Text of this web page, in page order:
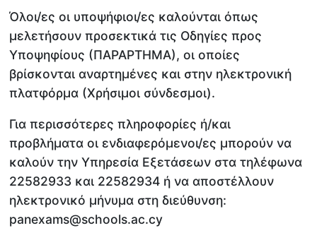
Όλοι/ες οι υποψήφιοι/ες καλούνται όπως
μελετήσουν προσεκτικά τις Οδηγίες προς
Υποψηφίους (ΠΑΡΑΡΤΗΜΑ), οι οποίες
βρίσκονται αναρτημένες και στην ηλεκτρονική
πλατφόρμα (Χρήσιμοι σύνδεσμοι).
Για περισσότερες πληροφορίες ή/και
προβλήματα οι ενδιαφερόμενοι/ες μπορούν να
καλούν την Υπηρεσία Εξετάσεων στα τηλέφωνα
22582933 και 22582934 ή να αποστέλλουν
ηλεκτρονικό μήνυμα στη διεύθυνση:
panexams@schools.ac.cy